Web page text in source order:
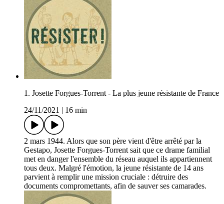
1. Josette Forgues-Torrent - La plus jeune résistante de France
24/11/2021
16 min
2 mars 1944. Alors que son père vient d'être arrêté par la
Gestapo, Josette Forgues-Torrent sait que ce drame familial
met en danger l'ensemble du réseau auquel ils appartiennent
tous deux. Malgré l'émotion, la jeune résistante de 14 ans
parvient à remplir une mission cruciale : détruire des
documents compromettants, afin de sauver ses camarades.